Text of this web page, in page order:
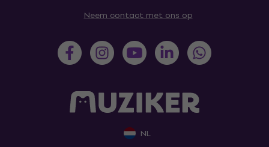
Neem contact met ons op
NL